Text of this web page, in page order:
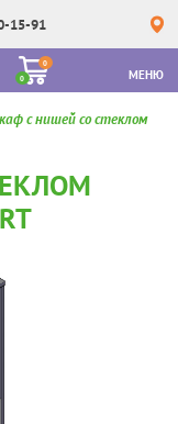
15-91
0
0
МЕНЮ
с нишей со стеклом